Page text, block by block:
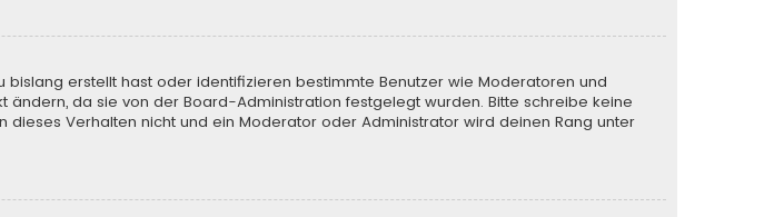
erstellt hast oder identifizieren bestimmte Benutzer wie Moderatoren und
da sie von der Board-Administration festgelegt wurden. Bitte schreibe keine
Verhalten nicht und ein Moderator oder Administrator wird deinen Rang unter